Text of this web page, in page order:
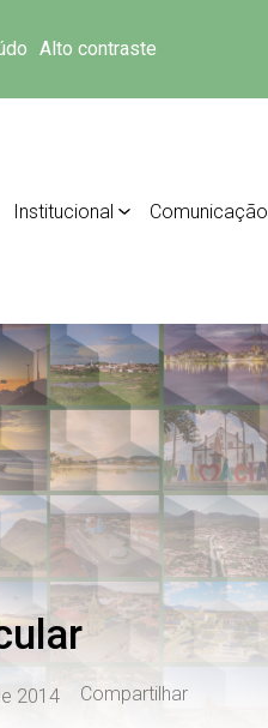
Alto contraste
Institucional Comunicação
2014 Compartilhar